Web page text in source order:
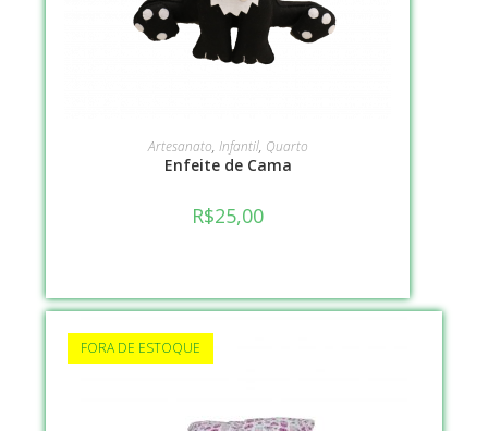
VER OPÇÕES
Artesanato, Infantil, Quarto
Enfeite de Cama
R$25,00
FORA DE ESTOQUE